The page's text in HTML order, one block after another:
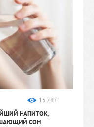
15 787
НАПИТОК,
СОН